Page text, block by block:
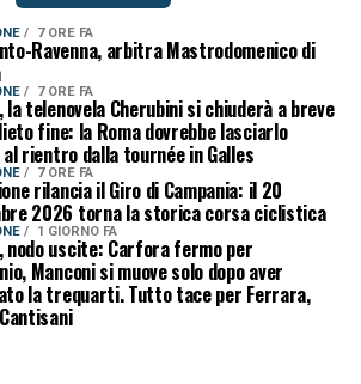
7 ORE FA
Ravenna, arbitra Mastrodomenico di
7 ORE FA
telenovela Cherubini si chiuderà a breve
fine: la Roma dovrebbe lasciarlo
rientro dalla tournée in Galles
7 ORE FA
rilancia il Giro di Campania: il 20
2026 torna la storica corsa ciclistica
1 GIORNO FA
nodo uscite: Carfora fermo per
Manconi si muove solo dopo aver
la trequarti. Tutto tace per Ferrara,